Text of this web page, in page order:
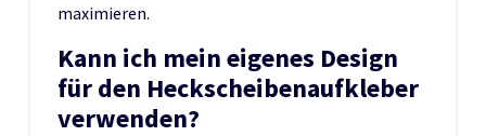
maximieren.
Kann ich mein eigenes Design
für den Heckscheibenaufkleber
verwenden?